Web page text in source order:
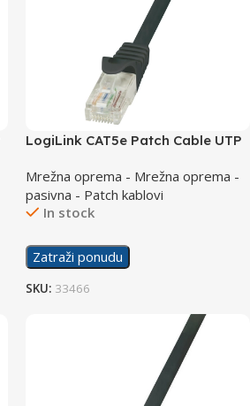
LogiLink CAT5e Patch Cable UTP
Mrežna oprema - Mrežna oprema -
pasivna - Patch kablovi
In stock
Zatraži ponudu
SKU: 33466